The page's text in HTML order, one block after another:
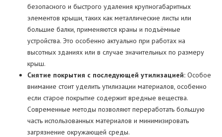
безопасного и быстрого удаления крупногабаритных
элементов крыши, таких как металлические листы или
большие балки, применяются краны и подъёмные
устройства. Это особенно актуально при работах на
высотных зданиях или в случае значительных по размеру
крыш.
Снятие покрытия с последующей утилизацией: Особое
внимание стоит уделить утилизации материалов, особенно
если старое покрытие содержит вредные вещества.
Современные методы позволяют переработать большую
часть использованных материалов и минимизировать
загрязнение окружающей среды.